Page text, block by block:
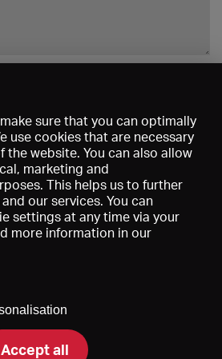
de vente
Aide Newsletter
sure that you can optimally
use cookies that are necessary
website. You can also allow
marketing and
This helps us to further
our services. You can
settings at any time via your
more information in our
Accept all